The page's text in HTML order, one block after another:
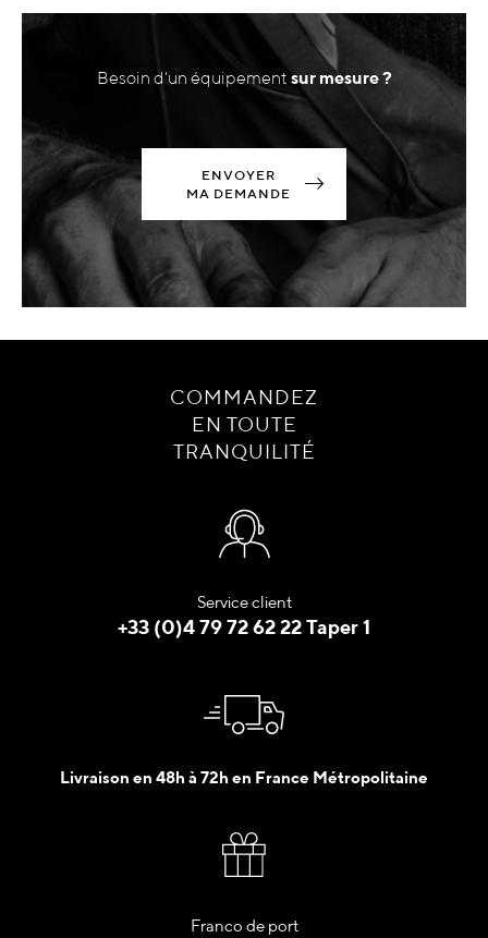
Besoin d'un équipement sur mesure ?
ENVOYER
MA DEMANDE
COMMANDEZ
EN TOUTE
TRANQUILITÉ
Service client
+33 (0)4 79 72 62 22 Taper 1
Livraison en 48h à 72h en France Métropolitaine
Franco de port